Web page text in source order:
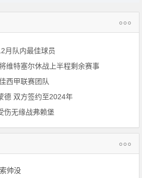
月队内最佳球员
维特塞尔休战上半程剩余赛事
西甲联赛团队
德 双方签约至2024年
伤无缘战弗赖堡
帅没